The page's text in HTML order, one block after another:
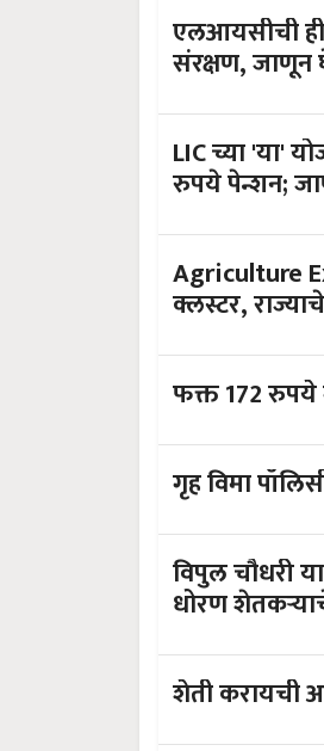
एलआयसीची
संरक्षण, जाणून
LIC च्या 'या'
रुपये पेन्शन;
Agriculture
क्लस्टर,
फक्त 172 रुपये
विपुल चौधरी
धोरण